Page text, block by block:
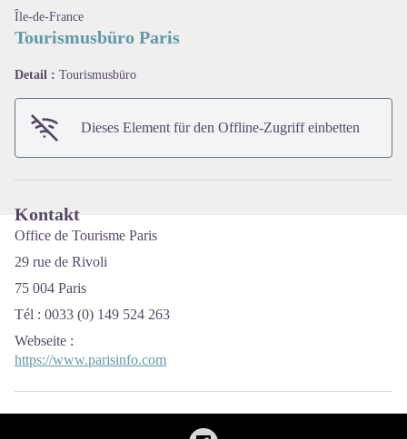
Île-de-France
Tourismusbüro Paris
Detail : Tourismusbüro
Dieses Element für den Offline-Zugriff einbetten
Kontakt
Office de Tourisme Paris
29 rue de Rivoli
75 004 Paris
Tél : 0033 (0) 149 524 263
Webseite :
https://www.parisinfo.com